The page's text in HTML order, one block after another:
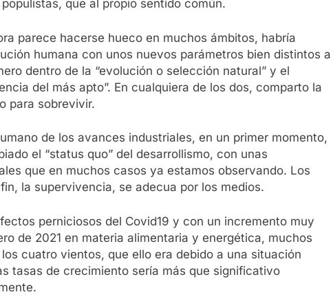
que al propio sentido común.
parece hacerse hueco en muchos ámbitos, habría
humana con unos nuevos parámetros bien distintos a
dentro de la “evolución o selección natural” y el
del más apto”. En cualquiera de los dos, comparto la
para sobrevivir.
de los avances industriales, en un primer momento,
el “status quo” del desarrollismo, con unas
que en muchos casos ya estamos observando. Los
la supervivencia, se adecua por los medios.
perniciosos del Covid19 y con un incremento muy
de 2021 en materia alimentaria y energética, muchos
cuatro vientos, que ello era debido a una situación
tasas de crecimiento sería más que significativo